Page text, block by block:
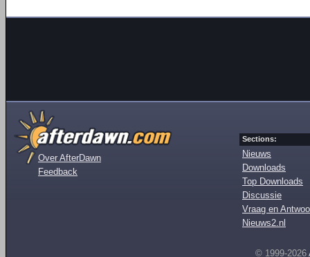
Over AfterDawn
Feedback
Sections:
Nieuws
Downloads
Top Downloads
Discussie
Vraag en
Nieuws2.nl
© 1999-2026